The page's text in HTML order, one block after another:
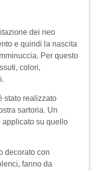
dei neo
e quindi la nascita
Per questo
colori,
stato realizzato
sartoria. Un
applicato su quello
decorato con
fanno da